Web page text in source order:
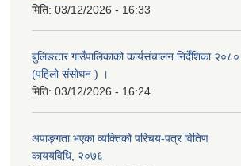
मिति: 03/12/2026 - 16:33
बुलिङटार गाउँपालिकाको कार्यसंचालन निर्देशिका २०८०
(पहिलो संसोधन ) ।
मिति: 03/12/2026 - 16:24
अपाङ्गता भएका व्यक्तिको परिचय-पत्र वितिण
काययविधि, २०७६